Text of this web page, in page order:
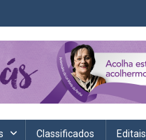
esportes e cotidiano.
Classificados Editais